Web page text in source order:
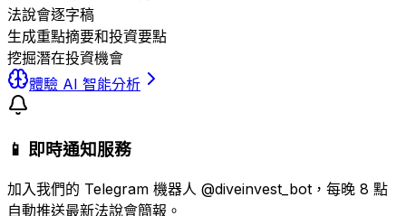
法說會逐字稿
生成重點摘要和投資要點
挖掘潛在投資機會
體驗 AI 智能分析
📱 即時通知服務
加入我們的 Telegram 機器人 @diveinvest_bot，每晚 8 點
自動推送最新法說會簡報。